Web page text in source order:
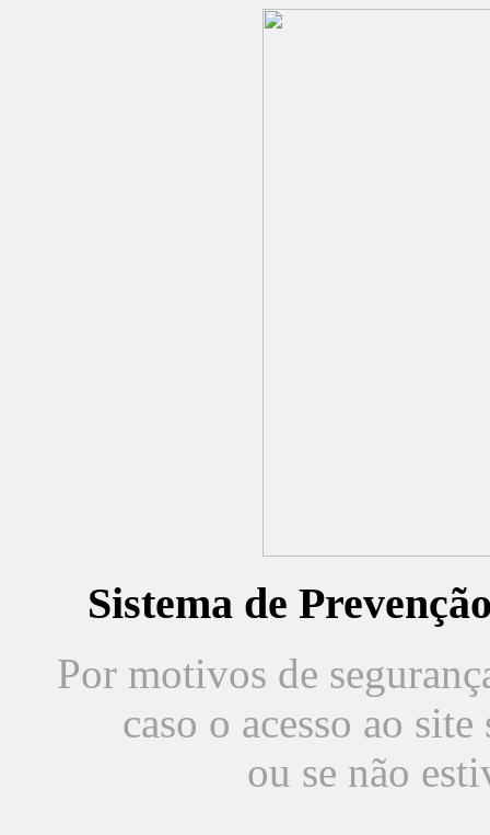
Sistema de
Por motivos de
caso o acesso ao
ou se não